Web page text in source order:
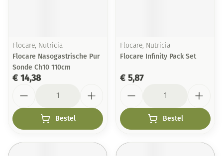
Flocare, Nutricia
Flocare Nasogastrische Pur
Sonde Ch10 110cm
€ 14,38
Bestel
Flocare, Nutricia
Flocare Infinity Pack Set
€ 5,87
Bestel